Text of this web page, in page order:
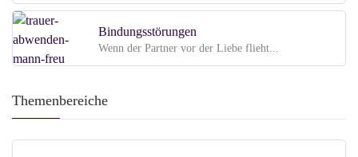
Bindungsstörungen
Wenn der Partner vor der Liebe flieht...
Themenbereiche